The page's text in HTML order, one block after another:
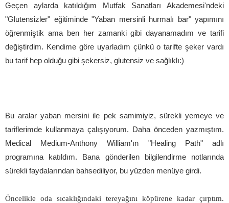
Geçen aylarda katıldığım Mutfak Sanatları Akademesi'ndeki
"Glutensizler" eğitiminde "Yaban mersinli hurmalı bar" yapımını
öğrenmiştik ama ben her zamanki gibi dayanamadım ve tarifi
değiştirdim. Kendime göre uyarladım çünkü o tarifte şeker vardı
bu tarif hep olduğu gibi şekersiz, glutensiz ve sağlıklı:)
Bu aralar yaban mersini ile pek samimiyiz, sürekli yemeye ve
tariflerimde kullanmaya çalışıyorum. Daha önceden yazmıştım.
Medical Medium-Anthony William'ın "Healing Path" adlı
programına katıldım. Bana gönderilen bilgilendirme notlarında
sürekli faydalarından bahsediliyor, bu yüzden menüye girdi.
Öncelikle oda sıcaklığındaki tereyağını köpürene kadar çırptım.